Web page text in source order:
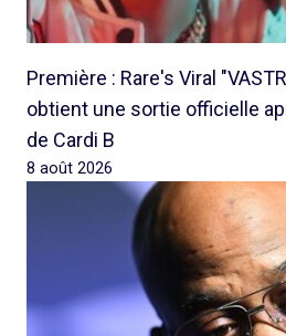
Première : Rare's Viral
obtient une sortie officielle
de Cardi B
8 août 2026